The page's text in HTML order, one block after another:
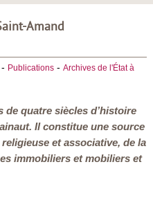
Amand
- Publications- Archives de l'État à
de quatre siècles d’histoire
Il constitue une source
et associative, de la
immobiliers et mobiliers et